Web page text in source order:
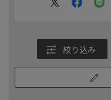
絞り込み